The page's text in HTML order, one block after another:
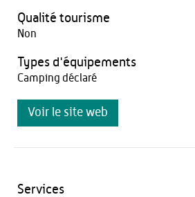
Qualité tourisme
Non
Types d'équipements
Camping déclaré
Voir le site web
Services